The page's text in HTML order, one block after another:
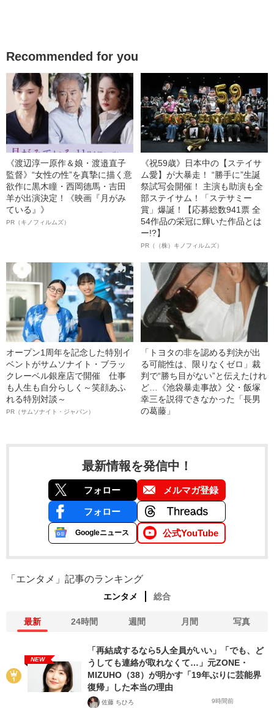
Recommended for you
《渡辺淳一原作＆娘・渡邉直子
監督》“女性の性”を真摯に描く意
欲作に黒木瞳・西岡德馬・吉田
羊が出演決定！《映画『月がみ
ている』》
PR（キノフィルムズ）
《祝59歳》日本中の【ステイサ
ム愛】が大暴走！ “勝手に”生誕
祭試写会開催！ 主演も助演も全
部ステイサム！「ステサミー
賞」爆誕！【応募総数941票 全
54作品の栄冠に輝いた作品とは
ー!?】
PR（（株）キノフィルムズ）
オープン1周年を記念した特別イ
ベントがサムソナイト・ブラッ
クレーベル銀座店で開催 仕事
も人生も自分らしく～笑顔あふ
れる特別対談～
PR（サムソナイト・ジャパン）
「トヨタの非を認める判決が出
る可能性は、限りなくゼロ」裁
判で“勝ち目がない”と伝えたけれ
ど…《池袋暴走事故》父・飯塚
幸三を説得できなかった「長男
の葛藤」
最新情報を発信中！
フォロー メルマガ登録
フォロー
Googleニュース 公式YouTube
「エンタメ」記事のランキング
エンタメ 総合
最新 24時間 週間 月間 写真
NEW
「再結成するなら5人全員がいい」「でも、ど
うしても連絡が取れなくて…」元ZONE・
MIZUHO（38）が明かす「19年ぶりに芸能界
復帰」した本当の理由
佐藤 ちひろ 9時間前